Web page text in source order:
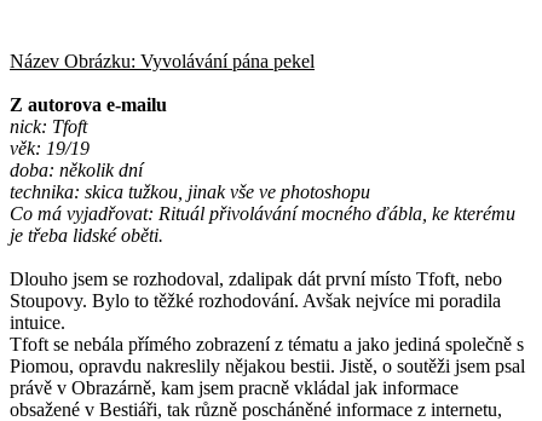
Název Obrázku: Vyvolávání pána pekel
Z autorova e-mailu
nick: Tfoft
věk: 19/19
doba: několik dní
technika: skica tužkou, jinak vše ve photoshopu
Co má vyjadřovat: Rituál přivolávání mocného ďábla, ke kterému
je třeba lidské oběti.
Dlouho jsem se rozhodoval, zdalipak dát první místo Tfoft, nebo
Stoupovy. Bylo to těžké rozhodování. Avšak nejvíce mi poradila
intuice.
Tfoft se nebála přímého zobrazení z tématu a jako jediná společně s
Piomou, opravdu nakreslily nějakou bestii. Jistě, o soutěži jsem psal
právě v Obrazárně, kam jsem pracně vkládal jak informace
obsažené v Bestiáři, tak různě poscháněné informace z internetu,